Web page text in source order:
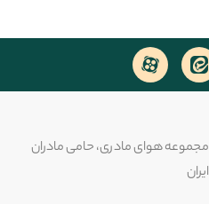
مجموعه هوای مادری، حامی مادران
ایران